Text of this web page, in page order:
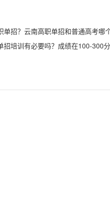
单招？云南高职单招和普通高考哪
招培训有必要吗？成绩在100-300分